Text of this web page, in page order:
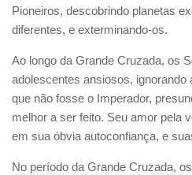
Pioneiros, descobrindo planetas
diferentes, e exterminando-os.
Ao longo da Grande Cruzada, os
adolescentes ansiosos, ignorando
que não fosse o Imperador,
melhor a ser feito. Seu amor pela
em sua óbvia autoconfiança, e
No período da Grande Cruzada,